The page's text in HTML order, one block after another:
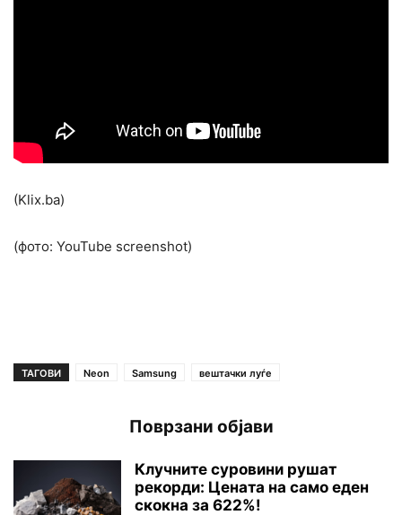
(Klix.ba)
(фото: YouTube screenshot)
ТАГОВИ Neon Samsung вештачки луѓе
Поврзани објави
Клучните суровини рушaт
рекорди: Цената на само еден
скокна за 622%!